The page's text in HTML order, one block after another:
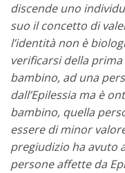
discende uno
suo il concetto di
l’identità non è
verificarsi della
bambino, ad una
dall’Epilessia ma è
bambino, quella
essere di minor
pregiudizio ha avuto
persone affette da